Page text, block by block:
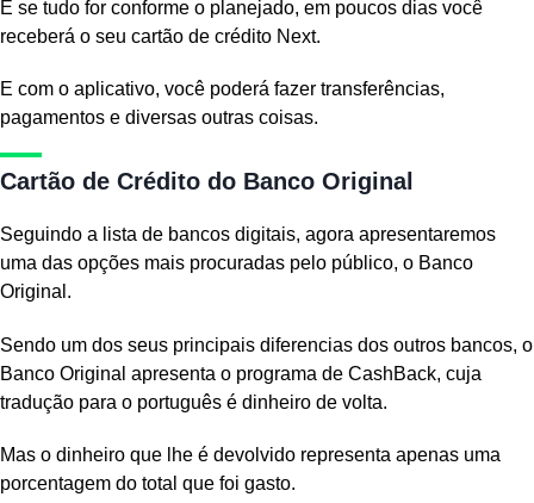
E se tudo for conforme o planejado, em poucos dias você
receberá o seu cartão de crédito Next.
E com o aplicativo, você poderá fazer transferências,
pagamentos e diversas outras coisas.
Cartão de Crédito do Banco Original
Seguindo a lista de bancos digitais, agora apresentaremos
uma das opções mais procuradas pelo público, o Banco
Original.
Sendo um dos seus principais diferencias dos outros bancos, o
Banco Original apresenta o programa de CashBack, cuja
tradução para o português é dinheiro de volta.
Mas o dinheiro que lhe é devolvido representa apenas uma
porcentagem do total que foi gasto.